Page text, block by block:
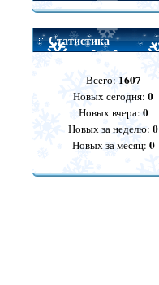
Статистика
Всего: 1607
Новых сегодня:0
Новых вчера: 0
Новых за неделю:0
Новых за месяц: 0